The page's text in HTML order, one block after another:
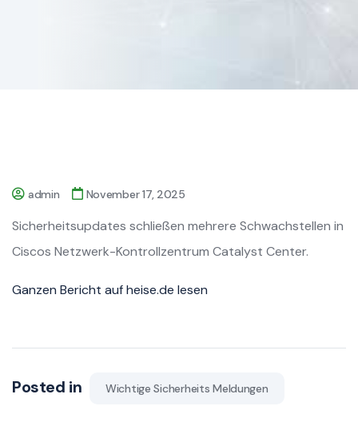
admin November 17, 2025
Sicherheitsupdates schließen mehrere Schwachstellen in
Ciscos Netzwerk-Kontrollzentrum Catalyst Center.
Ganzen Bericht auf heise.de lesen
Posted in Wichtige Sicherheits Meldungen